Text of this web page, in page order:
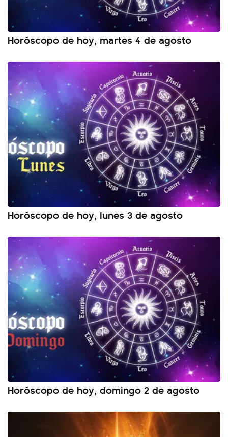
Horóscopo de hoy, martes 4 de agosto
Horóscopo de hoy, lunes 3 de agosto
Horóscopo de hoy, domingo 2 de agosto